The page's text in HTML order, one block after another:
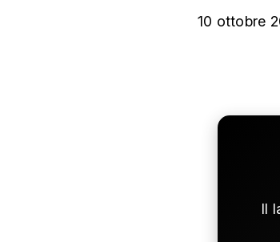
10 ottobre
Il